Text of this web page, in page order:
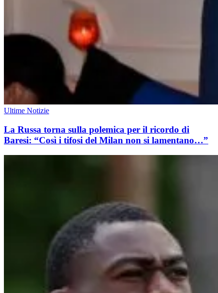
Ultime Notizie
La Russa torna sulla polemica per il ricordo di
Baresi: “Così i tifosi del Milan non si lamentano…”